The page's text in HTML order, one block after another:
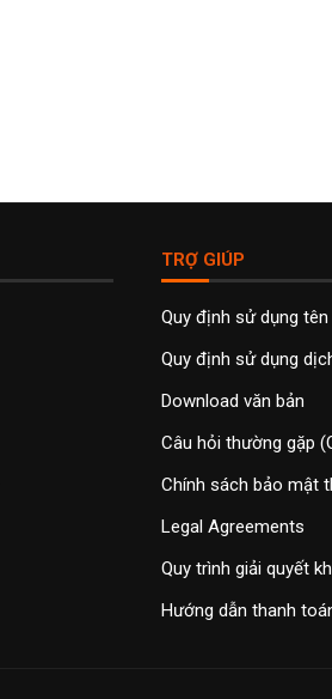
TRỢ GIÚP
Quy định sử dụng tên
Quy định sử dụng
Download văn bản
Câu hỏi thường gặp
Chính sách bảo mật
Legal Agreements
Quy trình giải quyết
Hướng dẫn thanh